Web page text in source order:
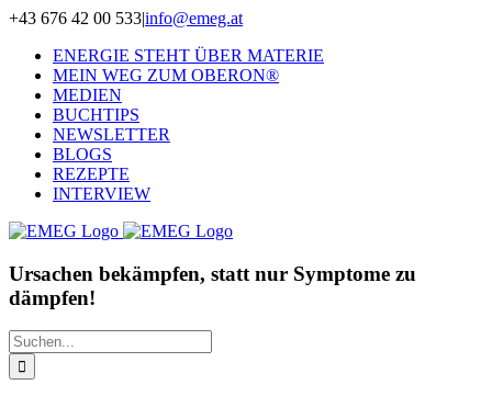
Zum
springen
+43 676 42 00 533|info@emeg.at
ENERGIE STEHT ÜBER MATERIE
MEIN WEG ZUM OBERON®
MEDIEN
BUCHTIPS
NEWSLETTER
BLOGS
REZEPTE
INTERVIEW
Ursachen bekämpfen, statt nur Symptome zu
dämpfen!
Suche
nach: